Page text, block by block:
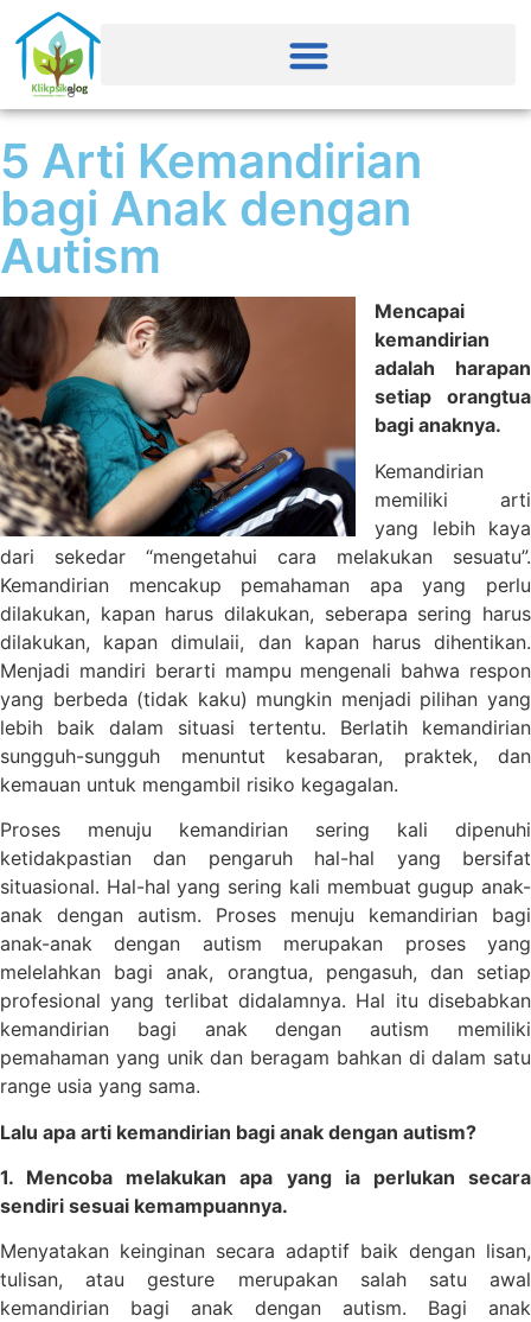
5 Arti Kemandirian
bagi Anak dengan
Autism
Mencapai
kemandirian
adalah harapan
setiap orangtua
bagi anaknya.
Kemandirian
memiliki arti
yang lebih kaya
dari sekedar “mengetahui cara melakukan sesuatu”.
Kemandirian mencakup pemahaman apa yang perlu
dilakukan, kapan harus dilakukan, seberapa sering harus
dilakukan, kapan dimulaii, dan kapan harus dihentikan.
Menjadi mandiri berarti mampu mengenali bahwa respon
yang berbeda (tidak kaku) mungkin menjadi pilihan yang
lebih baik dalam situasi tertentu. Berlatih kemandirian
sungguh-sungguh menuntut kesabaran, praktek, dan
kemauan untuk mengambil risiko kegagalan.
Proses menuju kemandirian sering kali dipenuhi
ketidakpastian dan pengaruh hal-hal yang bersifat
situasional. Hal-hal yang sering kali membuat gugup anak-
anak dengan autism. Proses menuju kemandirian bagi
anak-anak dengan autism merupakan proses yang
melelahkan bagi anak, orangtua, pengasuh, dan setiap
profesional yang terlibat didalamnya. Hal itu disebabkan
kemandirian bagi anak dengan autism memiliki
pemahaman yang unik dan beragam bahkan di dalam satu
range usia yang sama.
Lalu apa arti kemandirian bagi anak dengan autism?
1. Mencoba melakukan apa yang ia perlukan secara
sendiri sesuai kemampuannya.
Menyatakan keinginan secara adaptif baik dengan lisan,
tulisan, atau gesture merupakan salah satu awal
kemandirian bagi anak dengan autism. Bagi anak